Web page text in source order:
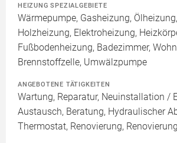
HEIZUNG SPEZIALGEBIETE
Wärmepumpe, Gasheizung,
Holzheizung, Elektroheizung,
Fußbodenheizung, Badezimmer,
Brennstoffzelle, Umwälzpumpe
ANGEBOTENE TÄTIGKEITEN
Wartung, Reparatur, Neuinstallation /
Austausch, Beratung, Hydraulischer
Thermostat, Renovierung,